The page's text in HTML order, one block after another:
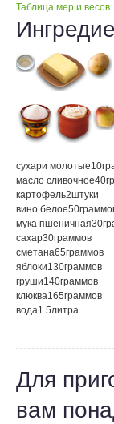
Таблица мер и весов
сухари молотые10
масло сливочное40
картофель2штуки
вино белое50
мука пшеничная30
сахар30граммов
сметана65граммов
яблоки130граммов
груши140граммов
клюква165граммов
вода1.5литра
Для
вам